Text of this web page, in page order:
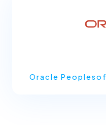
Oracle